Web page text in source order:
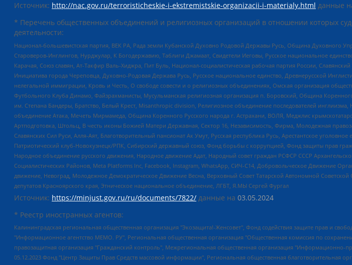
Источник: http://nac.gov.ru/terroristicheskie-i-ekstremistskie-organizacii-i-materialy.html данные
* Перечень общественных объединений и религиозных организаций в отношении которых
деятельности:
Национал-большевистская партия, ВЕК РА, Рада земли Кубанской Духовно Родовой Державы Русь, Община Духовного
Староверов-Инглингов, Нурджулар, К Богодержавию, Таблиги Джамаат, Свидетели Иеговы, Русское национальное
Карачая, Союз славян, Ат-Такфир Валь-Хиджра, Пит Буль, Национал-социалистическая рабочая партия России,
Инициатива города Череповца, Духовно-Родовая Держава Русь, Русское национальное единство, Древнерусской
нелегальной иммиграции, Кровь и Честь, О свободе совести и о религиозных объединениях, Омская организация
Футбольного Клуба Динамо, Файзрахманисты, Мусульманская религиозная организация п. Боровский, Община
им. Степана Бандеры, Братство, Белый Крест, Misanthropic division, Религиозное объединение последователей
объединение Атака, Мечеть Мирмамеда, Община Коренного Русского народа г. Астрахани, ВОЛЯ, Меджлис
Артподготовка, Штольц, В честь иконы Божией Матери Державная, Сектор 16, Независимость, Фирма, Молодежная
Славянских Сил Руси, Алля-Аят, Благотворительный пансионат Ак Умут, Русская республика Русь, Арестантское
Патриотический клуб-Новокузнецк/РПК, Сибирский державный союз, Фонд борьбы с коррупцией, Фонд защиты прав
Народное объединение русского движения, Народное движение Адат, Народный совет граждан РСФСР СССР
Социалистических Районов, Meta Platforms Inc, Facebook, Instagram, WhatsApp, СИЧ-С14, Добровольческое Движение
движение, Невоград, Молодежное Демократическое Движение Весна, Верховный Совет Татарской Автономной
депутатов Красноярского края, Этническое национальное объединение, ЛГБТ, Я.МЫ Сергей Фургал
Источник: https://minjust.gov.ru/ru/documents/7822/ данные на 03.05.2024
* Реестр иностранных агентов:
Калининградская региональная общественная организация "Экозащита!-Женсовет", Фонд содействия защите прав и свобод граждан "Общественный вердикт", Фонд "Институт Развития Свободы Информации", Частное учреждение "Информационное агентство МЕМО. РУ", Региональная общественная организация "Общественная комиссия по сохранению наследия академика Сахарова", Фонд поддержки свободы прессы, Санкт-Петербургская общественная правозащитная организация "Гражданский контроль", Межрегиональная общественная организация "Информационно-просветительский центр "Мемориал", Региональный Фонд "Центр Защиты Прав Средств Массовой Информации", с 05.12.2023 Фонд "Центр Защиты Прав Средств массовой информации", Региональная общественная благотворительная организация помощи беженцам и мигрантам "Гражданское содействие", Негосударственное образовательное учреждение дополнительного профессионального образования (повышение квалификации) специалистов "АКАДЕМИЯ ПО ПРАВАМ ЧЕЛОВЕКА", Свердловская региональная общественная организация "Сутяжник", Автономная некоммерческая организация "Центр независимых социологических исследований", Союз общественных объединений "Российский исследовательский центр по правам человека", Региональное общественное учреждение научно-информационный центр "МЕМОРИАЛ", Некоммерческая организация "Фонд защиты гласности", Автономная некоммерческая организация "Институт прав человека", Городская общественная организация "Екатеринбургское общество "МЕМОРИАЛ", Городская общественная организация "Рязанское историко-просветительское и правозащитное общество "Мемориал" (Рязанский Мемориал), Челябинский региональный орган общественной самодеятельности – женское общественное объединение "Женщины Евразии", Челябинский региональный орган общественной самодеятельности "Уральская правозащитная группа", Фонд содействия защите здоровья и социальной справедливости имени Андрея Рылькова, Автономная Некоммерческая Организация "Аналитический Центр Юрия Левады", Автономная некоммерческая организация социальной поддержки населения "Проект Апрель", Региональная общественная организация помощи женщинам и детям, находящимся в кризисной ситуации "Информационно-методический центр "Анна", Фонд содействия развитию массовых коммуникаций и правовому просвещению "Так-так-Так", Фонд содействия устойчивому развитию "Серебряная тайга", Свердловский региональный общественный фонд социальных проектов "Новое время", "Idel.Реалии", Кавказ.Реалии, Крым.Реалии, Телеканал Настоящее Время, Татаро-башкирская служба Радио Свобода (Azatliq Radiosi), Радио Свободная Европа/Радио Свобода (PCE/PC), "Сибирь.Реалии", "Фактограф", Благотворительный фонд помощи осужденным и их семьям, Автономная некоммерческая организация "Институт глобализации и социальных движений", Фонд "В защиту прав заключенных", Частное учреждение "Центр поддержки и содействия развитию средств массовой информации", Пензенский региональный общественный благотворительный фонд "Гражданский союз", "Север.Реалии", Некоммерческая организация Фонд "Правовая инициатива", Общество с ограниченной ответственностью "Радио Свободная Европа/Радио Свобода", Чешское информационное агентство "MEDIUM-ORIENT", Красноярская региональная общественная организация "Мы против СПИДа", Камалягин Денис Николаевич, Маркелов Сергей Евгеньевич, Пономарев Лев Александрович, Савицкая Людмила Алексеевна, Автономная некоммерческая организация "Центр по работе с проблемой насилия "НАСИЛИЮ.НЕТ", Межрегиональный профессиональный союз работников здравоохранения "Альянс врачей", Юридическое лицо, зарегистрированное в Латвийской Республике, SIA "Medusa Project" (регистрационный номер 40103797863, дата регистрации 10.06.2014), Некоммерческая организация "Фонд по борьбе с коррупцией", Автономная некоммерческая организация "Институт права и публичной политики", Баданин Роман Сергеевич, Гликин Максим Александрович, Железнова Мария Михайловна, Лукьянова Юлия Сергеевна, Маетная Елизавета Витальевна, Маняхин Петр Борисович, Чуракова Ольга Владимировна, Ярош Юлия Петровна, Юридическое лицо "The Insider SIA", зарегистрированное в Риге, Латвийская Республика (дата регистрации 26.06.2015), являющееся администратором доменного имени интернет-издания "The Insider SIA", https://theins.ru, Постернак Алексей Евгеньевич, Рубин Михаил Аркадьевич, Анин Роман Александрович, Юридическое лицо Istories fonds, зарегистрированное в Латвийской Республике (регистрационный номер 50008295751, дата регистрации 24.02.2020), Великовский Дмитрий Александрович, Долинина Ирина Николаевна, Мароховская Алеся Алексеевна, Шлейнов Роман Юрьевич, Шмагун Олеся Валентиновна, Общество с ограниченной ответственностью "Альтаир 2021", Общество с ограниченной ответственностью "Вега 2021", Общество с ограниченной ответственностью "Главный редактор 2021", Общество с ограниченной ответственностью "Ромашки монолит", Важенков Артем Валерьевич, Ивановская областная общественная организация "Центр гендерных исследований", Гурман Юрий Альбертович, Медиапроект "ОВД-Инфо", Егоров Владимир Владимирович, Жилинский Владимир Александрович, Общество с ограниченной ответственностью "ЗП", Иванова София Юрьевна, Карезина Инна Павловна, Кильтау Екатерина Викторовна, Петров Алексей Викторович, Пискунов Сергей Евгеньевич,